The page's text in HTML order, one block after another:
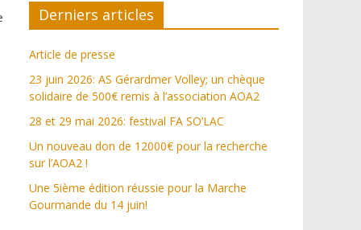
Derniers articles
Article de presse
23 juin 2026: AS Gérardmer Volley; un chèque
solidaire de 500€ remis à l’association AOA2
28 et 29 mai 2026: festival FA SO’LAC
Un nouveau don de 12000€ pour la recherche
sur l’AOA2 !
Une 5ième édition réussie pour la Marche
Gourmande du 14 juin!